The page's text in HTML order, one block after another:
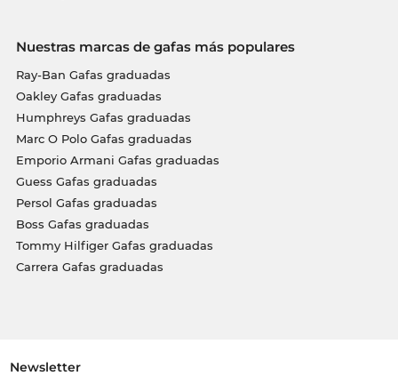
Nuestras marcas de gafas más populares
Ray-Ban Gafas graduadas
Oakley Gafas graduadas
Humphreys Gafas graduadas
Marc O Polo Gafas graduadas
Emporio Armani Gafas graduadas
Guess Gafas graduadas
Persol Gafas graduadas
Boss Gafas graduadas
Tommy Hilfiger Gafas graduadas
Carrera Gafas graduadas
Newsletter